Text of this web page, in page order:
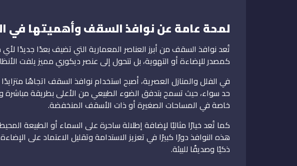
لمحة عامة عن نوافذ السقف وأهميتها في
تُعد نوافذ السقف من أبرز العناصر المعمارية التي تضيف بعدًا جديدًا
كمصدر للإضاءة أو التهوية، بل تتحول إلى عنصر ديكوري مميز يلفت
في الفلل والمنازل العصرية، أصبح استخدام نوافذ السقف اتجاهًا
حد سواء، حيث تسمح بتدفق الضوء الطبيعي من الأعلى بطريقة مباشرة
خاصة في المساحات الصغيرة أو ذات الأسقف المنخفضة.
كما تُعد خيارًا مثاليًا لإضافة إطلالة ساحرة على السماء أو الطبيعة
هذه النوافذ دورًا كبيرًا في تعزيز الاستدامة وتقليل الاعتماد على الإضاءة
ذكيًا وصديقًا للبيئة.